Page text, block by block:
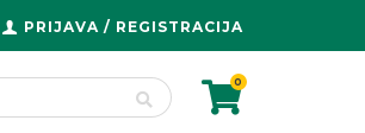
0
PRIJAVA / REGISTRACIJA